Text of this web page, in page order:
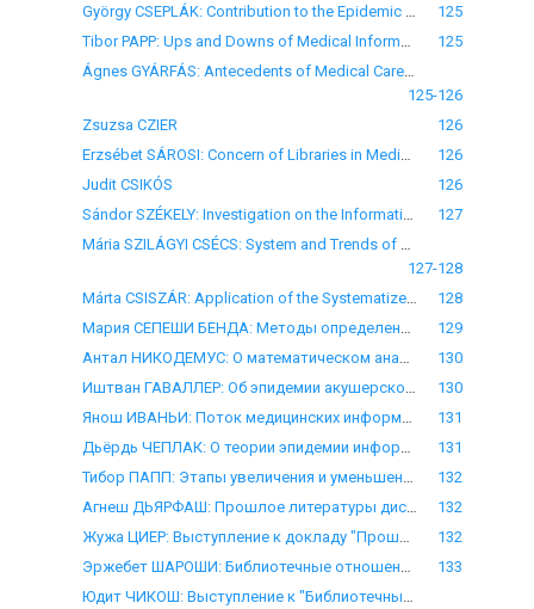
125
125
125-126
Zsuzsa CZIER
126
126
Judit CSIKÓS
126
127
127-128
128
129
130
130
131
131
132
132
132
133